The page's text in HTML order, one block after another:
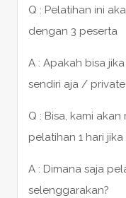
Q : Pelatihan ini
dengan 3 peserta
A : Apakah bisa
sendiri aja /
Q : Bisa, kami
pelatihan 1 hari
A : Dimana saja
selenggarakan?